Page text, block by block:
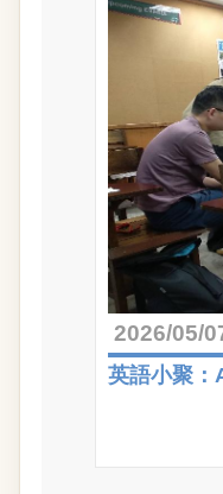
2026/05/
英語小聚